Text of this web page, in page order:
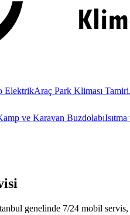
ElektrikAraç Park Kliması Tamiri
ve Karavan Buzdolabı
genelinde 7/24 mobil